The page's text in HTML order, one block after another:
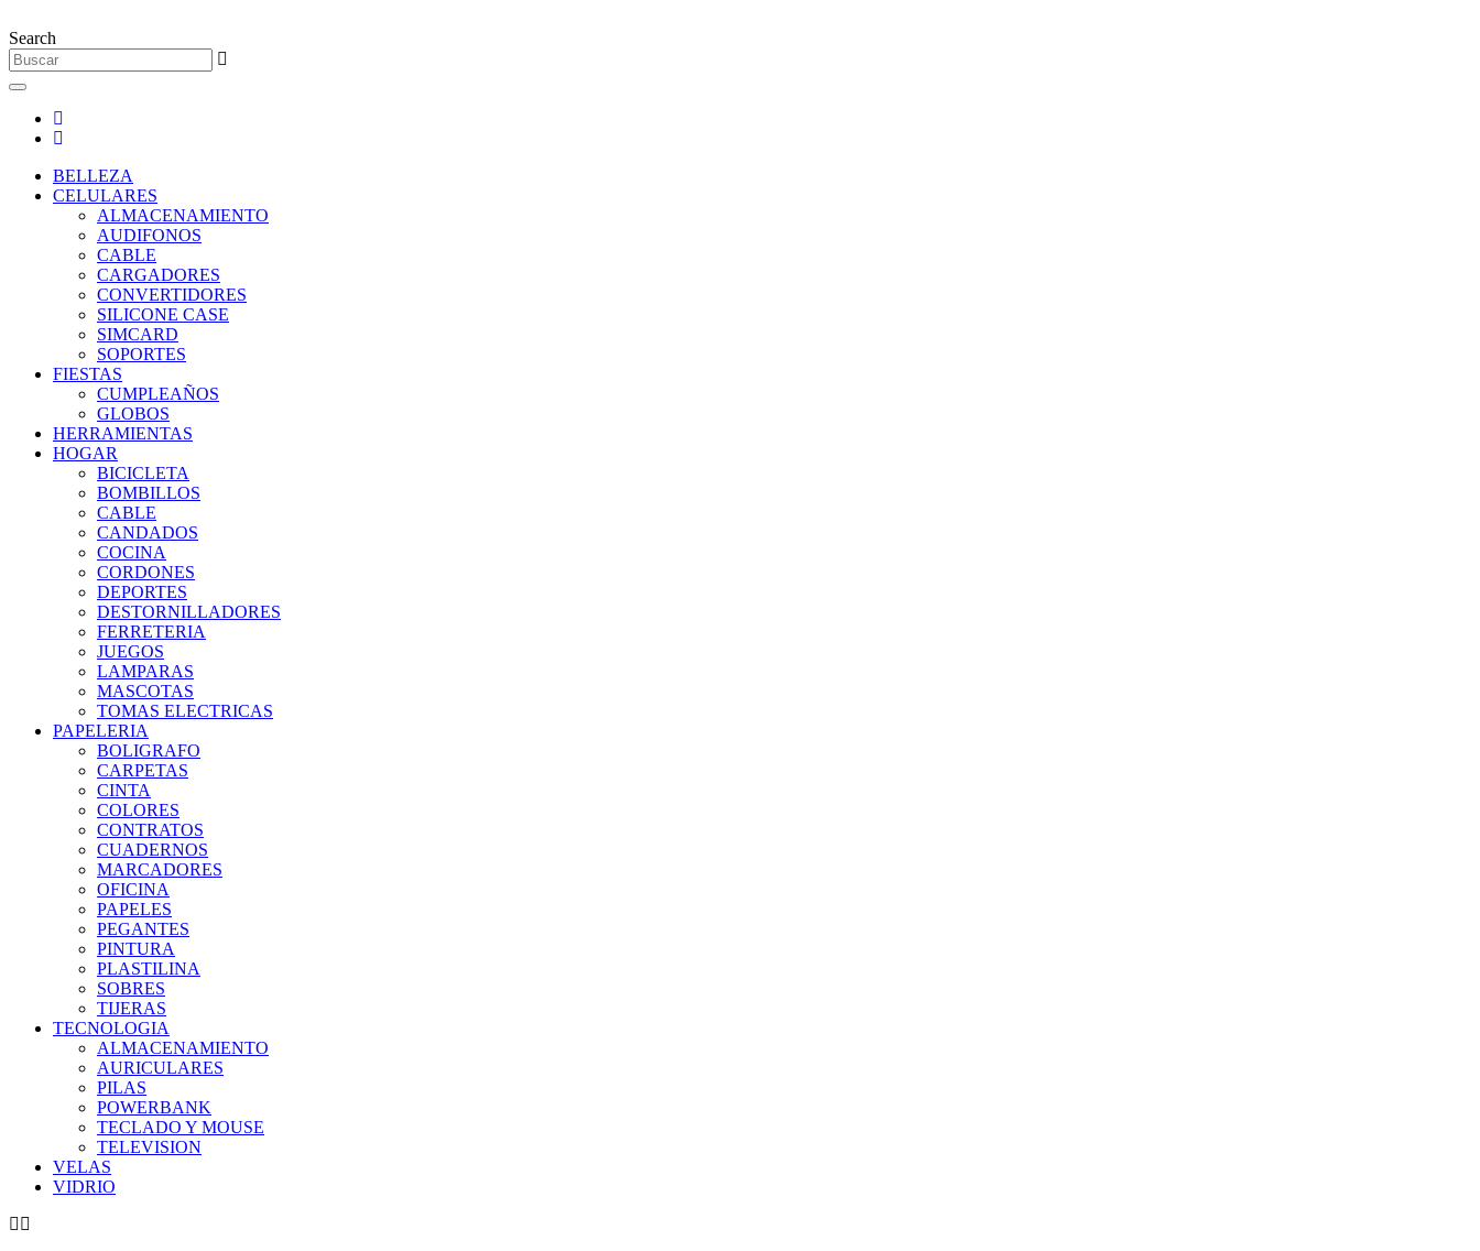
al
contenido
Search
BELLEZA
CELULARES
ALMACENAMIENTO
AUDIFONOS
CABLE
CARGADORES
CONVERTIDORES
SILICONE CASE
SIMCARD
SOPORTES
FIESTAS
CUMPLEAÑOS
GLOBOS
HERRAMIENTAS
HOGAR
BICICLETA
BOMBILLOS
CABLE
CANDADOS
COCINA
CORDONES
DEPORTES
DESTORNILLADORES
FERRETERIA
JUEGOS
LAMPARAS
MASCOTAS
TOMAS ELECTRICAS
PAPELERIA
BOLIGRAFO
CARPETAS
CINTA
COLORES
CONTRATOS
CUADERNOS
MARCADORES
OFICINA
PAPELES
PEGANTES
PINTURA
PLASTILINA
SOBRES
TIJERAS
TECNOLOGIA
ALMACENAMIENTO
AURICULARES
PILAS
POWERBANK
TECLADO Y MOUSE
TELEVISION
VELAS
VIDRIO